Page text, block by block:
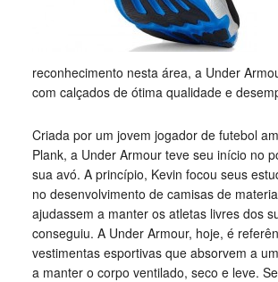
reconhecimento nesta área, a Under
com calçados de ótima qualidade e
Criada por um jovem jogador de futebol
Plank, a Under Armour teve seu início no
sua avó. A princípio, Kevin focou seus
no desenvolvimento de camisas de
ajudassem a manter os atletas livres dos
conseguiu. A Under Armour, hoje, é
vestimentas esportivas que absorvem a
a manter o corpo ventilado, seco e leve.